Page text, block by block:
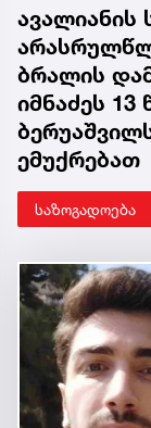
ავალიანის
ბრალის
იმნაძეს
ემუქრებათ
საზოგადოება